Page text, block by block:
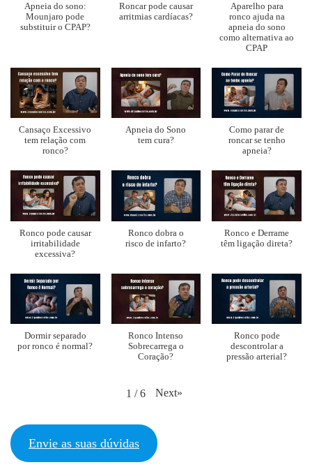
Apneia do sono:
Mounjaro pode
substituir o CPAP?
Roncar pode causar
arritmias cardíacas?
Aparelho para
ronco ajuda na
apneia do sono
como alternativa ao
CPAP
Cansaço Excessivo
tem relação com
ronco?
Apneia do Sono
tem cura?
Como parar de
roncar se tenho
apneia?
Ronco pode causar
irritabilidade
excessiva?
Ronco dobra o
risco de infarto?
Ronco e Derrame
têm ligação direta?
Dormir separado
por ronco é normal?
Ronco Intenso
Sobrecarrega o
Coração?
Ronco pode
descontrolar a
pressão arterial?
1 / 6 Next»
Envie as suas dúvidas